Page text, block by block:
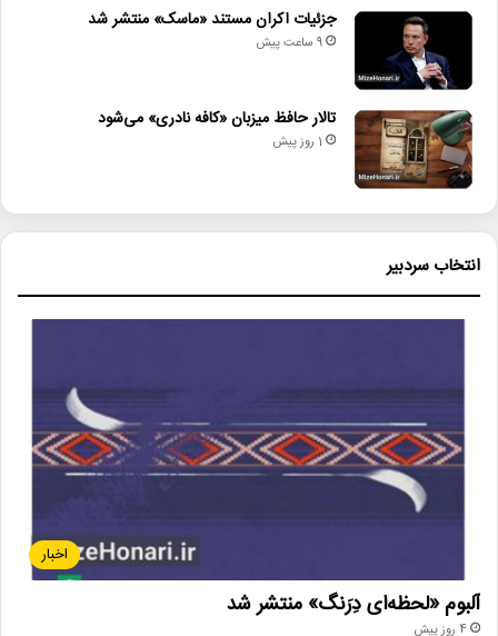
جزئیات اکران مستند «ماسک» منتشر شد
9 ساعت پیش
تالار حافظ میزبان «کافه نادری» می‌شود
1 روز پیش
انتخاب سردبیر
اخبار
آلبوم «لحظه‌ای دِرَنگ» منتشر شد
4 روز پیش